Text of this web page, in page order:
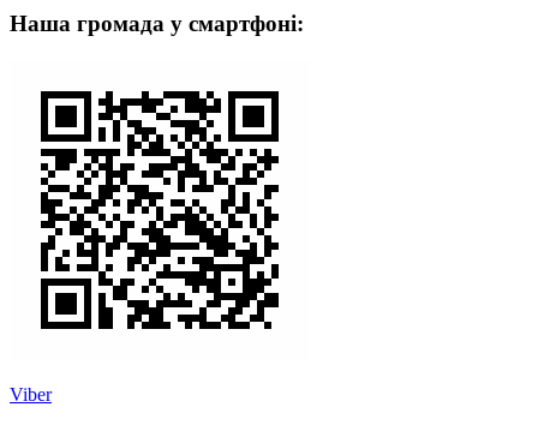
Наша громада у смартфоні:
Viber